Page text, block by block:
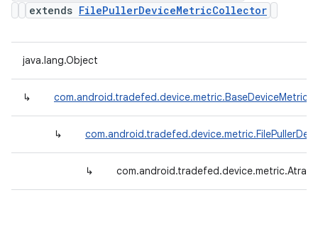
extends FilePullerDeviceMetricCollector
java.lang.Object
↳
↳
↳